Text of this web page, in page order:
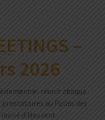
–
2026
réunit chaque
au Palais des
d’Heavent